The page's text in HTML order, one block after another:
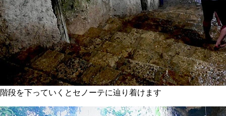
階段を下っていくとセノーテに辿り着けます